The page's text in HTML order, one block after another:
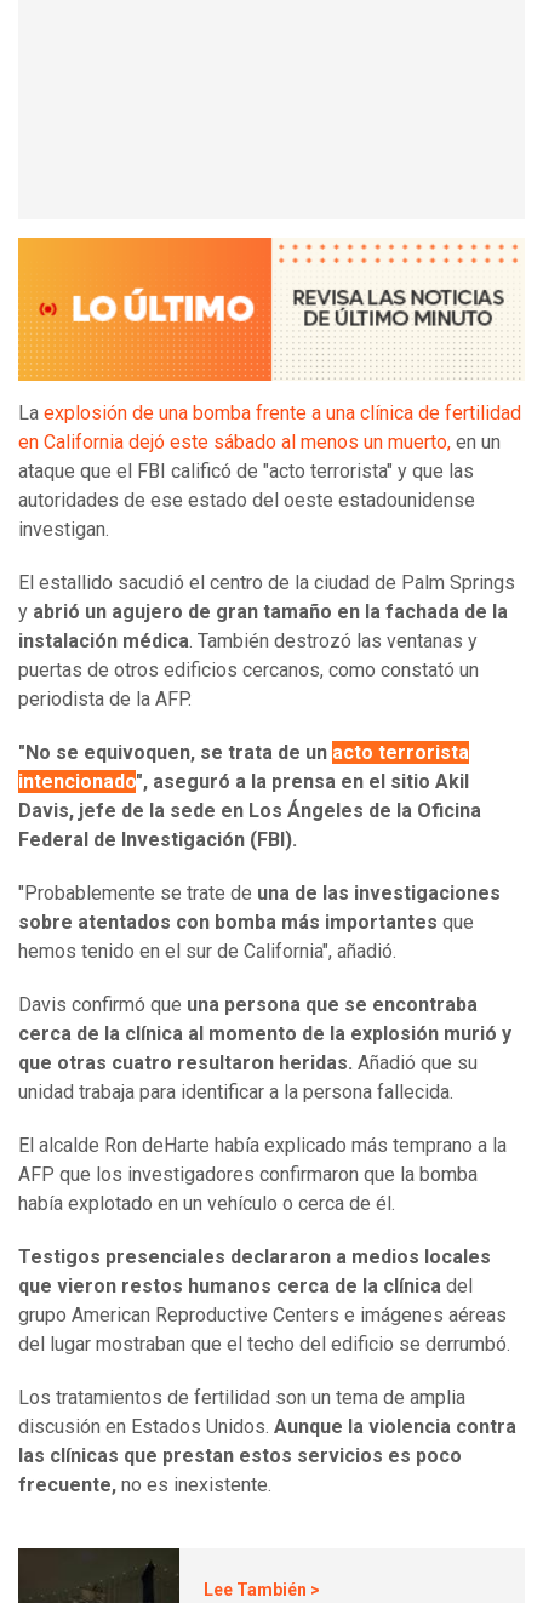
La explosión de una bomba frente a una clínica de fertilidad
en California dejó este sábado al menos un muerto, en un
ataque que el FBI calificó de "acto terrorista" y que las
autoridades de ese estado del oeste estadounidense
investigan.
El estallido sacudió el centro de la ciudad de Palm Springs
y abrió un agujero de gran tamaño en la fachada de la
instalación médica. También destrozó las ventanas y
puertas de otros edificios cercanos, como constató un
periodista de la AFP.
"No se equivoquen, se trata de un acto terrorista
intencionado", aseguró a la prensa en el sitio Akil
Davis, jefe de la sede en Los Ángeles de la Oficina
Federal de Investigación (FBI).
"Probablemente se trate de una de las investigaciones
sobre atentados con bomba más importantes que
hemos tenido en el sur de California", añadió.
Davis confirmó que una persona que se encontraba
cerca de la clínica al momento de la explosión murió y
que otras cuatro resultaron heridas. Añadió que su
unidad trabaja para identificar a la persona fallecida.
El alcalde Ron deHarte había explicado más temprano a la
AFP que los investigadores confirmaron que la bomba
había explotado en un vehículo o cerca de él.
Testigos presenciales declararon a medios locales
que vieron restos humanos cerca de la clínica del
grupo American Reproductive Centers e imágenes aéreas
del lugar mostraban que el techo del edificio se derrumbó.
Los tratamientos de fertilidad son un tema de amplia
discusión en Estados Unidos. Aunque la violencia contra
las clínicas que prestan estos servicios es poco
frecuente, no es inexistente.
Lee También >